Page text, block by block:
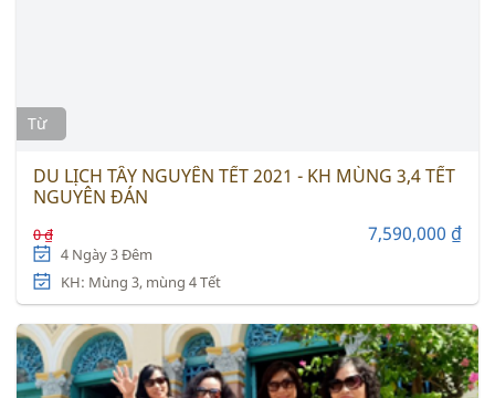
Từ
DU LỊCH TÂY NGUYÊN TẾT 2021 - KH MÙNG 3,4 TẾT
NGUYÊN ĐÁN
0 ₫ 7,590,000 ₫
4 Ngày 3 Đêm
KH: Mùng 3, mùng 4 Tết